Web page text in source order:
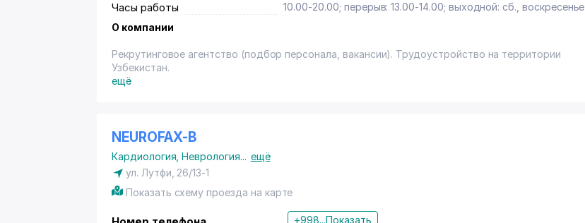
Часы работы
10.00-20.00; перерыв: 13.00-14.00; выходной: сб., воскресенье
О компании
Рекрутинговое агентство (подбор персонала, вакансии). Трудоустройство на территории
Узбекистан.
ещё
NEUROFAX-B
Кардиология ,Неврология... ещё
ул. Лутфи, 26/13-1
Показать схему проезда на карте
+998...Показать